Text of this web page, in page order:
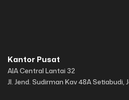
Kantor Pusat
AIA Central Lantai 32
Jl. Jend. Sudirman Kav 48A Setiabudi,